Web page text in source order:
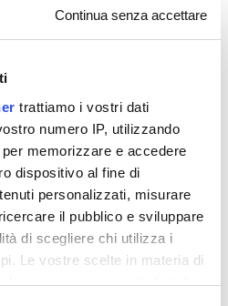
Continua senza accettare
trattiamo i vostri dati
numero IP, utilizzando
memorizzare e accedere
dispositivo al fine di
personalizzati, misurare
il pubblico e sviluppare
di scegliere chi utilizza i
Le vostre scelte in materia di
su questa proprietà digitale